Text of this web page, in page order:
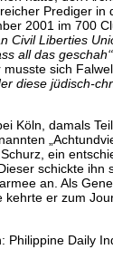
Prediger
2001 im 700
Civil Liberties
all das
sich
diese jüdisch-
Köln, damals
ein
schickte
an. Als
kehrte er zum
Philippine Daily